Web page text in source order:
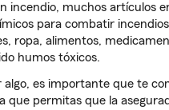
incendio, muchos artículos
para combatir
ropa, alimentos,
humos tóxicos.
es importante que te
que permitas que la